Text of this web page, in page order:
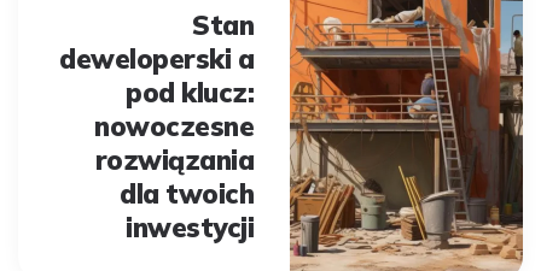
Stan
deweloperski a
pod klucz:
nowoczesne
rozwiązania
dla twoich
inwestycji